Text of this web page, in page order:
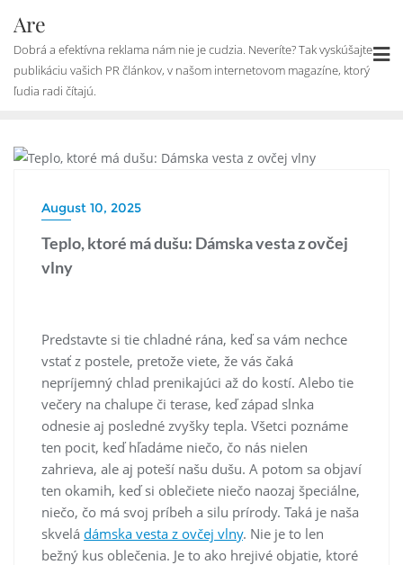
content
Are
Dobrá a efektívna reklama nám nie je cudzia. Neveríte? Tak vyskúšajte
publikáciu vašich PR článkov, v našom internetovom magazíne, ktorý
ľudia radi čítajú.
August 10, 2025
Teplo, ktoré má dušu: Dámska vesta z ovčej
vlny
Predstavte si tie chladné rána, keď sa vám nechce
vstať z postele, pretože viete, že vás čaká
nepríjemný chlad prenikajúci až do kostí. Alebo tie
večery na chalupe či terase, keď západ slnka
odnesie aj posledné zvyšky tepla. Všetci poznáme
ten pocit, keď hľadáme niečo, čo nás nielen
zahrieva, ale aj poteší našu dušu. A potom sa objaví
ten okamih, keď si oblečiete niečo naozaj špeciálne,
niečo, čo má svoj príbeh a silu prírody. Taká je naša
skvelá dámska vesta z ovčej vlny. Nie je to len
bežný kus oblečenia. Je to ako hrejivé objatie, ktoré